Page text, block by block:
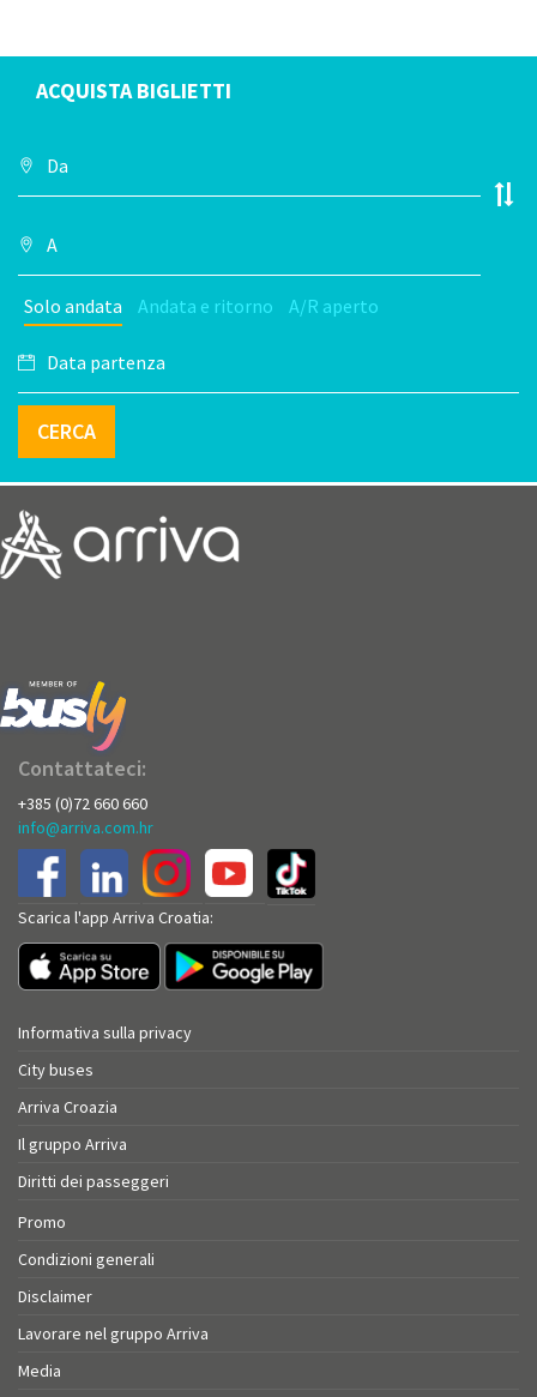
ACQUISTA BIGLIETTI
Solo andata Andata e ritorno A/R aperto
CERCA
Contattateci:
+385 (0)72 660 660
info@arriva.com.hr
Scarica l'app Arriva Croatia:
Informativa sulla privacy
City buses
Arriva Croazia
Il gruppo Arriva
Diritti dei passeggeri
Promo
Condizioni generali
Disclaimer
Lavorare nel gruppo Arriva
Media